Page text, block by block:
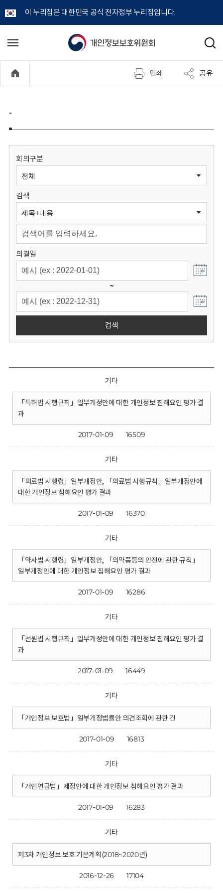
이 누리집은 대한민국 공식 전자정부 누리집입니다.
개
정
보
원
회
메
기
검
인쇄 공유
-
회의구분
검색
의결일
~
검색
기타
「특허법 시행규칙」일부개정안에 대한 개인정보 침해요인 평가 결
과
2017-01-09 16509
기타
「의료법 시행령」일부개정안, 「의료법 시행규칙」일부개정안에
대한 개인정보 침해요인 평가 결과
2017-01-09 16370
기타
「약사법 시행령」일부개정안, 「의약품등의 안전에 관한 규칙」
일부개정안에 대한 개인정보 침해요인 평가 결과
2017-01-09 16286
기타
「선원법 시행규칙」일부개정안에 대한 개인정보 침해요인 평가 결
과
2017-01-09 16449
기타
「개인정보 보호법」일부개정법률안 의견조회에 관한 건
2017-01-09 16813
기타
「개인연금법」제정안에 대한 개인정보 침해요인 평가 결과
2017-01-09 16283
기타
제3차 개인정보 보호 기본계획(2018~2020년)
2016-12-26 17104